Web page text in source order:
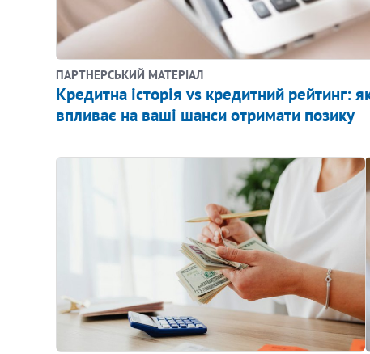
ПАРТНЕРСЬКИЙ МАТЕРІАЛ
Кредитна історія vs кредитний рейтинг:
впливає на ваші шанси отримати позику